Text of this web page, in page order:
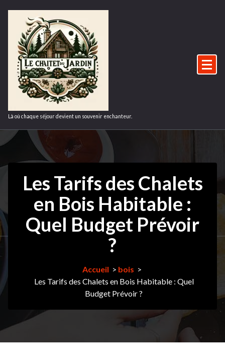
contenu
Là où chaque séjour devient un souvenir enchanteur.
Les Tarifs des Chalets
en Bois Habitable :
Quel Budget Prévoir
?
Accueil > bois >
Les Tarifs des Chalets en Bois Habitable : Quel
Budget Prévoir ?